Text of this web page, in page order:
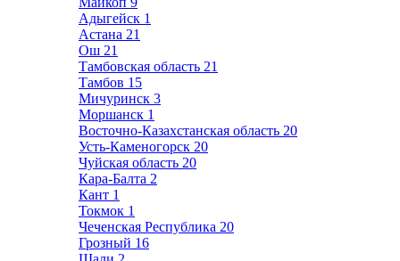
Адыгейск 1
Астана 21
Ош 21
Тамбовская область 21
Тамбов 15
Мичуринск 3
Моршанск 1
Восточно-Казахстанская область 20
Усть-Каменогорск 20
Чуйская область 20
Кара-Балта 2
Кант 1
Токмок 1
Чеченская Республика 20
Грозный 16